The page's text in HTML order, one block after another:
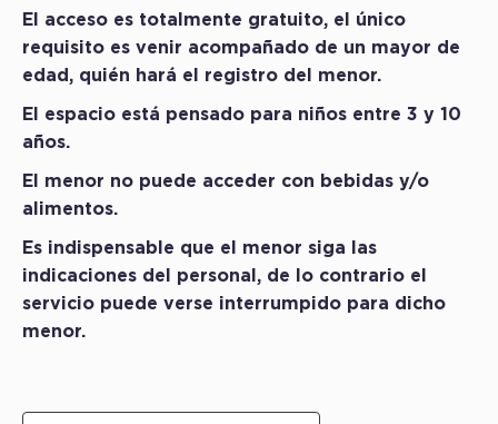
El acceso es totalmente gratuito, el único
requisito es venir acompañado de un mayor de
edad, quién hará el registro del menor.
El espacio está pensado para niños entre 3 y 10
años.
El menor no puede acceder con bebidas y/o
alimentos.
Es indispensable que el menor siga las
indicaciones del personal, de lo contrario el
servicio puede verse interrumpido para dicho
menor.